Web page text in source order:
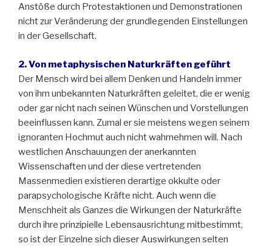
Anstöße durch Protestaktionen und Demonstrationen
nicht zur Veränderung der grundlegenden Einstellungen
in der Gesellschaft.
2. Von metaphysischen Naturkräften geführt
Der Mensch wird bei allem Denken und Handeln immer
von ihm unbekannten Naturkräften geleitet, die er wenig
oder gar nicht nach seinen Wünschen und Vorstellungen
beeinflussen kann. Zumal er sie meistens wegen seinem
ignoranten Hochmut auch nicht wahrnehmen will. Nach
westlichen Anschauungen der anerkannten
Wissenschaften und der diese vertretenden
Massenmedien existieren derartige okkulte oder
parapsychologische Kräfte nicht. Auch wenn die
Menschheit als Ganzes die Wirkungen der Naturkräfte
durch ihre prinzipielle Lebensausrichtung mitbestimmt,
so ist der Einzelne sich dieser Auswirkungen selten